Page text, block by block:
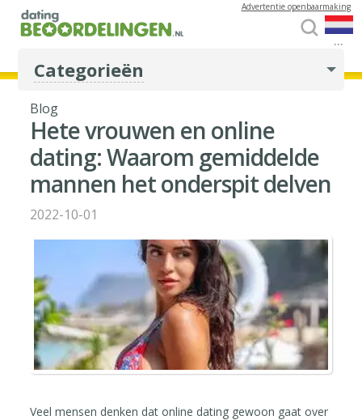
...
Advertentie openbaarmaking
Categorieën
Blog
Hete vrouwen en online
dating: Waarom gemiddelde
mannen het onderspit delven
2022-10-01
Veel mensen denken dat online dating gewoon gaat over